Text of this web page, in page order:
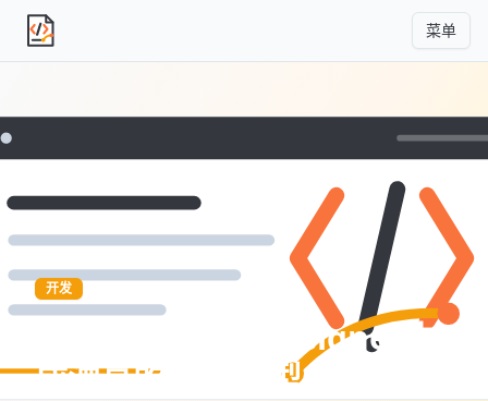
独立产品人日记 菜单
开发
如何使用AI UI Designer生
成漂亮的UI和原型